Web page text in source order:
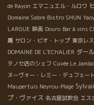
de Rayon エマニュエル・ルロワ
Domaine Sabre Bistro SHUN
LARGUE 映画 Douro Bar à vins
鷹 サロン・ビオ・トップ 東京レ
DOMAINE DE L'ECHALIER ダー
タノセ店のシェフ Cuvée Le
ヌーヴォー・レミー・デュフェー
Maupertuis Neyrou-Plage
プ・ヴァイス 名古屋試飲会 エス